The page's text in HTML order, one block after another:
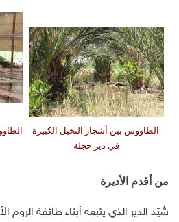
الطاووس بين أشجار النخيل الكبيرة
في دير حجلة
من أقدم الأديرة
شُيّد الدير الذي يتبعه أبناء طائفة